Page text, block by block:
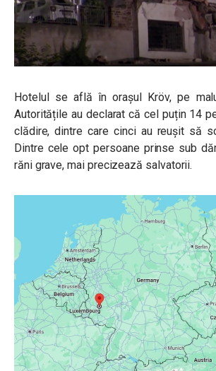
Hotelul se află în orașul Kröv, pe
Autoritățile au declarat că cel puțin 14
clădire, dintre care cinci au reușit să
Dintre cele opt persoane prinse sub
răni grave, mai precizează salvatorii.